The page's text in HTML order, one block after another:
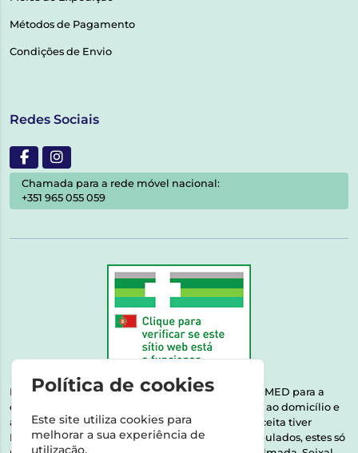
Métodos de Pagamento
Condições de Envio
Redes Sociais
Chamada para a rede móvel nacional:
+351 965 055 059
Esta farmácia encontra-se autorizada pelo INFARMED para a
dispensa de medicamentos e produtos de saúde ao domicílio e
através da internet. Medicamentos | Se na sua receita tiver
MSRM, MNSRM, MSRMV ou Medicamentos Manipulados, estes só
Política de cookies
Este site utiliza cookies para
melhorar a sua experiência de
utilização.